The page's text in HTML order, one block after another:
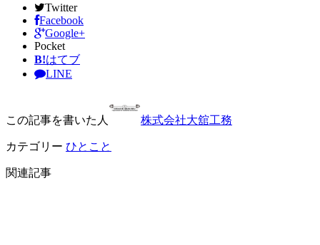
Twitter
Facebook
Google+
Pocket
B!はてブ
LINE
この記事を書いた人 株式会社大舘工務
カテゴリー ひとこと
関連記事